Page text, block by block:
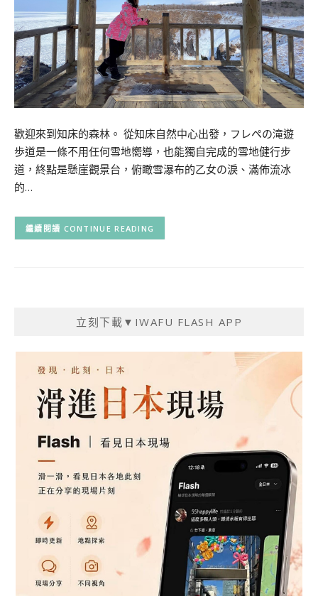
歡迎來到知床的森林。 從知床自然中心出發，フレペの滝遊
歩道是一條不用任何雪地嚮導，也能獨自完成的雪地健行步
道，終點是懸崖觀景台，俯瞰雪瀑布的乙女の淚、滿佈流冰
的…
CONTINUE READING
立刻下載▼IWAFU FLASH APP